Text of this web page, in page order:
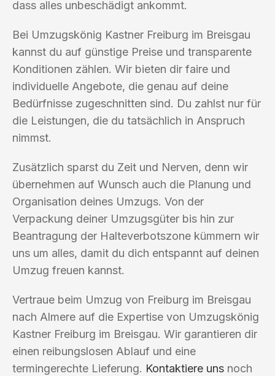
dass alles unbeschädigt ankommt.
Bei Umzugskönig Kastner Freiburg im Breisgau
kannst du auf günstige Preise und transparente
Konditionen zählen. Wir bieten dir faire und
individuelle Angebote, die genau auf deine
Bedürfnisse zugeschnitten sind. Du zahlst nur für
die Leistungen, die du tatsächlich in Anspruch
nimmst.
Zusätzlich sparst du Zeit und Nerven, denn wir
übernehmen auf Wunsch auch die Planung und
Organisation deines Umzugs. Von der
Verpackung deiner Umzugsgüter bis hin zur
Beantragung der Halteverbotszone kümmern wir
uns um alles, damit du dich entspannt auf deinen
Umzug freuen kannst.
Vertraue beim Umzug von Freiburg im Breisgau
nach Almere auf die Expertise von Umzugskönig
Kastner Freiburg im Breisgau. Wir garantieren dir
einen reibungslosen Ablauf und eine
termingerechte Lieferung. Kontaktiere uns noch